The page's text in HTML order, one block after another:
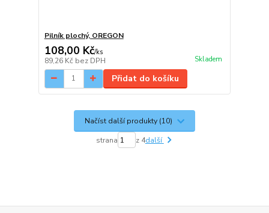
Pilník plochý, OREGON
108,00 Kč/ks
89,26 Kč bez DPH Skladem
Přidat do košíku
Načíst další produkty (10)
strana z 4další